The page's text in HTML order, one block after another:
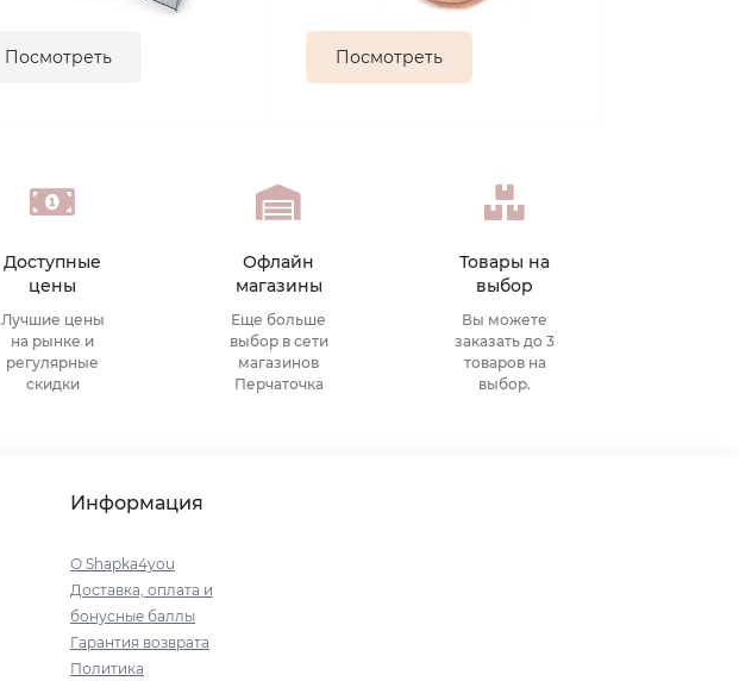
Посмотреть Посмотреть
Доступные
цены
Лучшие цены
на рынке и
регулярные
скидки
Офлайн
магазины
Еще больше
выбор в сети
магазинов
Перчаточка
Товары на
выбор
Вы можете
заказать до 3
товаров на
выбор.
Информация
О Shapka4you
Доставка, оплата и
бонусные баллы
Гарантия возврата
Политика